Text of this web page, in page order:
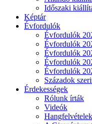
Időszaki
Képtár
Évfordulók
Évfordulók
Évfordulók
Évfordulók
Évfordulók
Évfordulók
Századok
Érdekességek
Rólunk írták
Videók
Hangfelvételek